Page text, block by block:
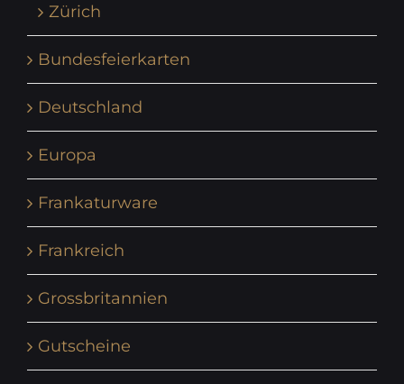
Zürich
Bundesfeierkarten
Deutschland
Europa
Frankaturware
Frankreich
Grossbritannien
Gutscheine